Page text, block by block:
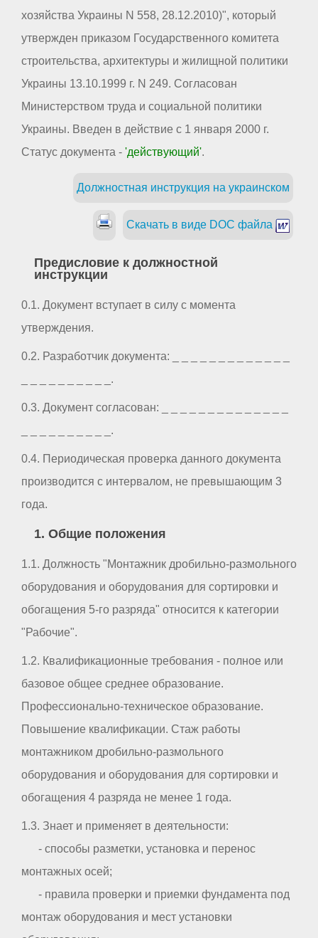
хозяйства Украины N 558, 28.12.2010)", который
утвержден приказом Государственного комитета
строительства, архитектуры и жилищной политики
Украины 13.10.1999 г. N 249. Согласован
Министерством труда и социальной политики
Украины. Введен в действие с 1 января 2000 г.
Статус документа - 'действующий'.
Должностная инструкция на украинском
Скачать в виде DOC файла
Предисловие к должностной
инструкции
0.1. Документ вступает в силу с момента
утверждения.
0.2. Разработчик документа: _ _ _ _ _ _ _ _ _ _ _ _ _
_ _ _ _ _ _ _ _ _ _.
0.3. Документ согласован: _ _ _ _ _ _ _ _ _ _ _ _ _ _
_ _ _ _ _ _ _ _ _ _.
0.4. Периодическая проверка данного документа
производится с интервалом, не превышающим 3
года.
1. Общие положения
1.1. Должность "Монтажник дробильно-размольного
оборудования и оборудования для сортировки и
обогащения 5-го разряда" относится к категории
"Рабочие".
1.2. Квалификационные требования - полное или
базовое общее среднее образование.
Профессионально-техническое образование.
Повышение квалификации. Стаж работы
монтажником дробильно-размольного
оборудования и оборудования для сортировки и
обогащения 4 разряда не менее 1 года.
1.3. Знает и применяет в деятельности:
- способы разметки, установка и перенос
монтажных осей;
- правила проверки и приемки фундамента под
монтаж оборудования и мест установки